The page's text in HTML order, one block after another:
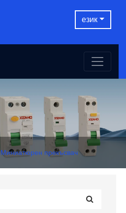
език
Миниатюрен прекъсвач